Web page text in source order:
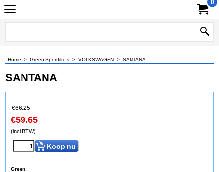
0
Home > Green Sportfilters > VOLKSWAGEN > SANTANA
SANTANA
€66.25
€59.65
(incl BTW)
Koop nu
Green